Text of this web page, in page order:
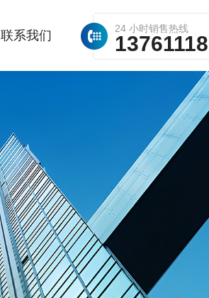
24 小时销售热线
联系我们